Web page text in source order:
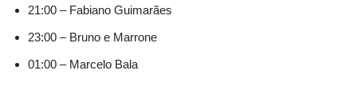
21:00 – Fabiano Guimarães
23:00 – Bruno e Marrone
01:00 – Marcelo Bala